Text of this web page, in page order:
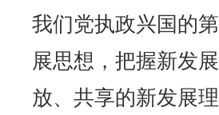
我们党执政兴国的
展思想，把握新发
放、共享的新发展